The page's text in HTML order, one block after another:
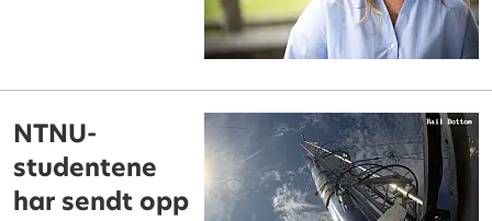
NTNU-
studentene
har sendt opp